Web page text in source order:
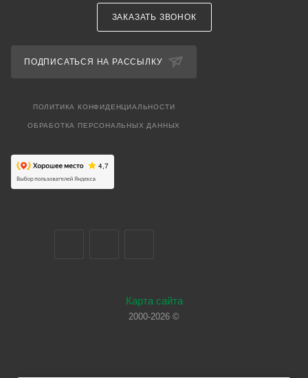
ЗАКАЗАТЬ ЗВОНОК
ПОДПИСАТЬСЯ НА РАССЫЛКУ
ПОЛИТИКА КОНФИДЕНЦИАЛЬНОСТИ
ОБРАБОТКА ПЕРСОНАЛЬНЫХ ДАННЫХ
Карта сайта
2000-2026 ©